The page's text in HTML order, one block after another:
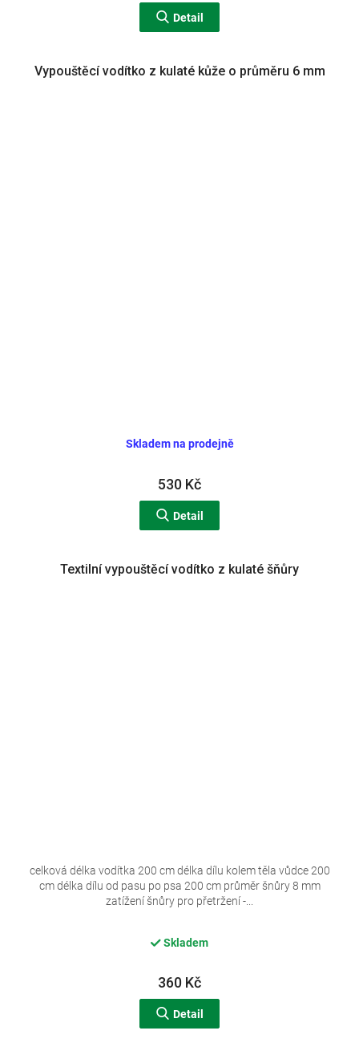
Detail
Vypouštěcí vodítko z kulaté kůže o průměru 6 mm
Skladem na prodejně
530 Kč
Detail
Textilní vypouštěcí vodítko z kulaté šňůry
Skladem
360 Kč
Detail
celková délka vodítka 200 cm délka dílu kolem těla vůdce 200
cm délka dílu od pasu po psa 200 cm průměr šnůry 8 mm
zatížení šnůry pro přetržení -...